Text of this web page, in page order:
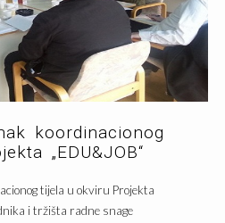
koordinacionog
„EDU&JOB“
tijela u okviru Projekta
i tržišta radne snage